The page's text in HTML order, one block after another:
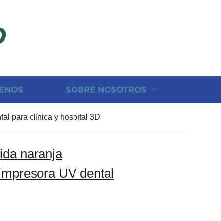
SOBRE NOSOTROS
para clínica y hospital 3D
naranja
UV dental